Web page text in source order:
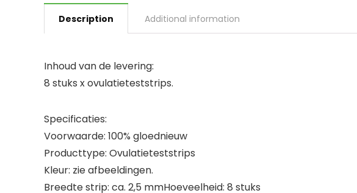
Description Additional information
Inhoud van de levering:
8 stuks x ovulatieteststrips.
Specificaties:
Voorwaarde: 100% gloednieuw
Producttype: Ovulatieteststrips
Kleur: zie afbeeldingen.
Breedte strip: ca. 2,5 mmHoeveelheid: 8 stuks